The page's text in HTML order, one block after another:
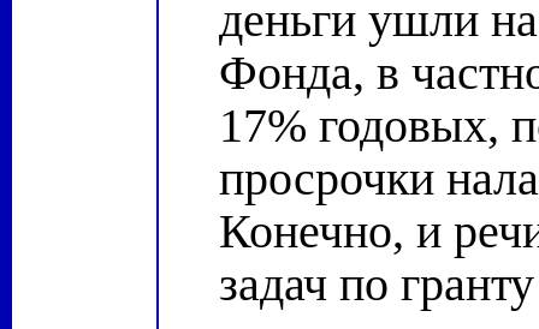
деньги ушли
Фонда, в
17% годовых,
просрочки
Конечно, и
задач по